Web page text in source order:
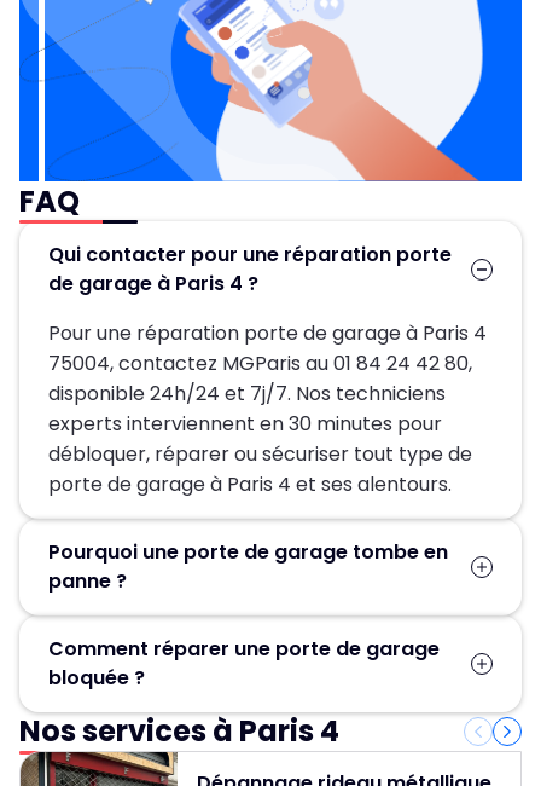
FAQ
Qui contacter pour une réparation porte
de garage à Paris 4 ?
Pour une réparation porte de garage à Paris 4
75004, contactez MGParis au 01 84 24 42 80,
disponible 24h/24 et 7j/7. Nos techniciens
experts interviennent en 30 minutes pour
débloquer, réparer ou sécuriser tout type de
porte de garage à Paris 4 et ses alentours.
Pourquoi une porte de garage tombe en
panne ?
souvent liée à l’usure des pièces mécaniques.
Un ressort de torsion cassé, un câble de
levage rompu, des rails désalignés ou un
moteur HS sont les causes les plus fréquentes.
Comment réparer une porte de garage
bloquée ?
Ne forcez jamais, cela pourrait être dangereux.
Coupez l'alimentation si la porte est
Nos services à Paris 4